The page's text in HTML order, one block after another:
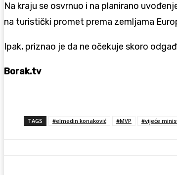
Na kraju se osvrnuo i na planirano
na turistički promet prema zemljama
Ipak, priznao je da ne očekuje skoro
Borak.tv
TAGS #elmedin konaković #MVP #vijeće